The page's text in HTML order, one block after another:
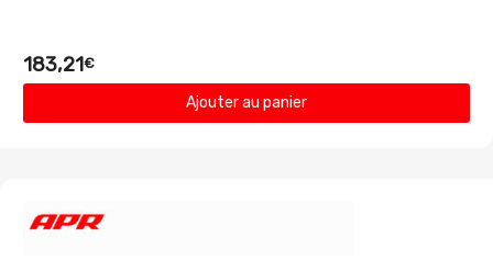
183,21€
Ajouter au panier